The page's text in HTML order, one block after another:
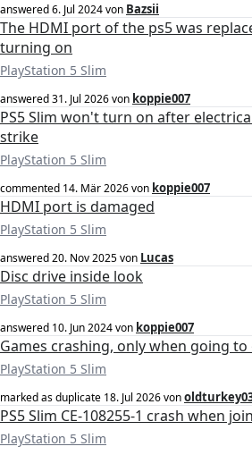
answered6. Jul 2024von Bazsii
The HDMI port of the ps5 was
turning on
PlayStation 5 Slim
answered31. Jul 2026von koppie007
PS5 Slim won't turn on after
strike
PlayStation 5 Slim
commented 14. Mär 2026von koppie007
HDMI port is damaged
PlayStation 5 Slim
answered20. Nov 2025von Lucas
Disc drive inside look
PlayStation 5 Slim
answered 10. Jun 2024von koppie007
Games crashing, only when going
PlayStation 5 Slim
marked as duplicate 18. Jul 2026von
PS5 Slim CE-108255-1 crash when
PlayStation 5 Slim